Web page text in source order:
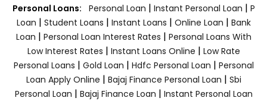
Personal Loans: Personal Loan | Instant Personal Loan | P
Loan | Student Loans | Instant Loans | Online Loan | Bank
Loan | Personal Loan Interest Rates | Personal Loans With
Low Interest Rates | Instant Loans Online | Low Rate
Personal Loans | Gold Loan | Hdfc Personal Loan | Personal
Loan Apply Online | Bajaj Finance Personal Loan | Sbi
Personal Loan | Bajaj Finance Loan | Instant Personal Loan